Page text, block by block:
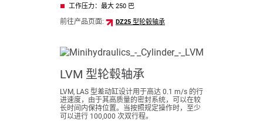
工作压力：最大 250 巴
前往产品页面: DZ25 型轮毂轴承
LVM 型轮毂轴承
LVM, LAS 型差动缸设计用于高达 0.1 m/s 的行
进速度，由于其高质量的密封系统，可以在较
长时间内保持位置。当按照规定操作时，至少
可以进行 100,000 次双行程。